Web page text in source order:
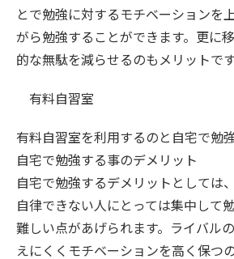
とで勉強に対するモチベーションを
がら勉強することができます。更に
的な無駄を減らせるのもメリットです
有料自習室
有料自習室を利用するのと自宅で勉
自宅で勉強する事のデメリット
自宅で勉強するデメリットとしては
自律できない人にとっては集中して
難しい点があげられます。ライバル
えにくくモチベーションを高く保つ